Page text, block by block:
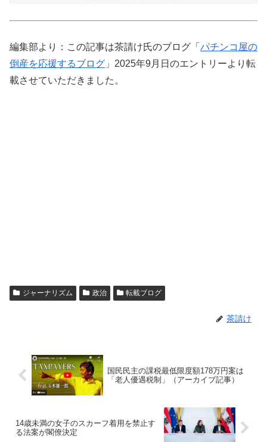
編集部より：この記事は茶請け氏のブログ「 パチンコ屋の
倒産を応援するブログ 」2025年9月日のエントリーより転
載させていただきました。
ジャーナリズム 政治 転載ブログ
茶請け
国民民主の課税最低限度額178万円案は
「老人優遇税制」（アーカイブ記事）
14歳未満の女子のスカーフ着用を禁止す
る法案が閣僚決定